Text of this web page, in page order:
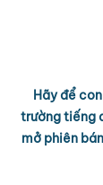
Hãy để
trường tiếng
mở phiên